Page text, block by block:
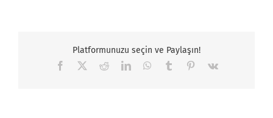
Platformunuzu seçin ve Paylaşın!
Facebook RedditLinkedInWhatsApp
Tumblr Pinterest
Vk